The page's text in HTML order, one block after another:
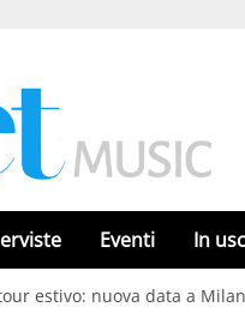
Eventi In
estivo: nuova data a